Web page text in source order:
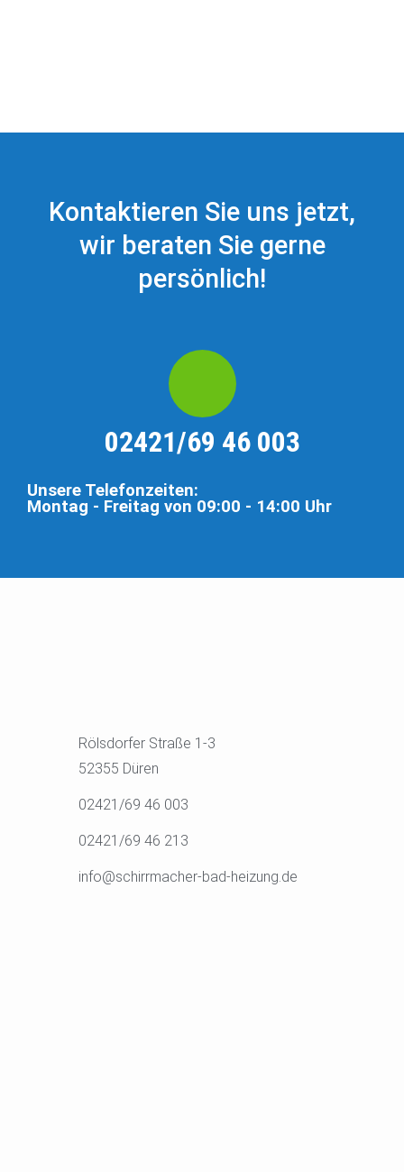
Kontaktieren Sie uns jetzt,
wir beraten Sie gerne
persönlich!
02421/69 46 003​
Unsere Telefonzeiten:
Montag - Freitag von 09:00 - 14:00 Uhr
Rölsdorfer Straße 1-3
52355 Düren
02421/69 46 003
02421/69 46 213
info@schirrmacher-bad-heizung.de